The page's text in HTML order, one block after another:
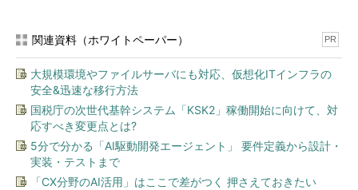
関連資料（ホワイトペーパー） PR
大規模環境やファイルサーバにも対応、仮想化ITインフラの
安全&迅速な移行方法
国税庁の次世代基幹システム「KSK2」稼働開始に向けて、対
応すべき変更点とは?
5分で分かる「AI駆動開発エージェント」 要件定義から設計・
実装・テストまで
「CX分野のAI活用」はここで差がつく 押さえておきたい